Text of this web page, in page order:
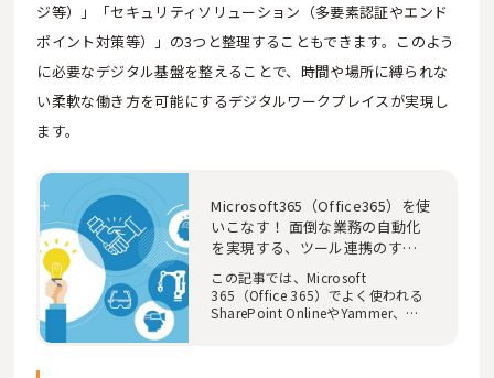
ジ等）」「セキュリティソリューション（多要素認証やエンド
ポイント対策等）」の3つと整理することもできます。このよう
に必要なデジタル基盤を整えることで、時間や場所に縛られな
い柔軟な働き方を可能にするデジタルワークプレイスが実現し
ます。
Microsoft365（Office365）を使
いこなす！ 面倒な業務の自動化
を実現する、ツール連携のすす
この記事では、Microsoft
365（Office 365）でよく使われる
SharePoint OnlineやYammer、